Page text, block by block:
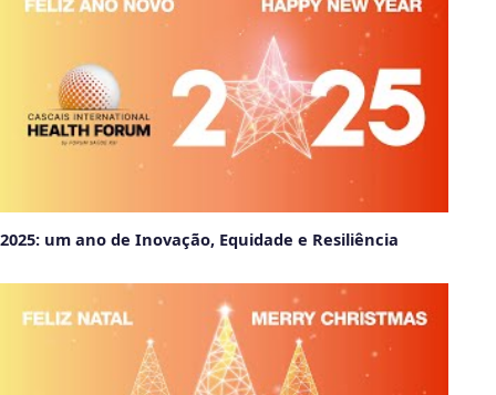
2025: um ano de Inovação, Equidade e Resiliência